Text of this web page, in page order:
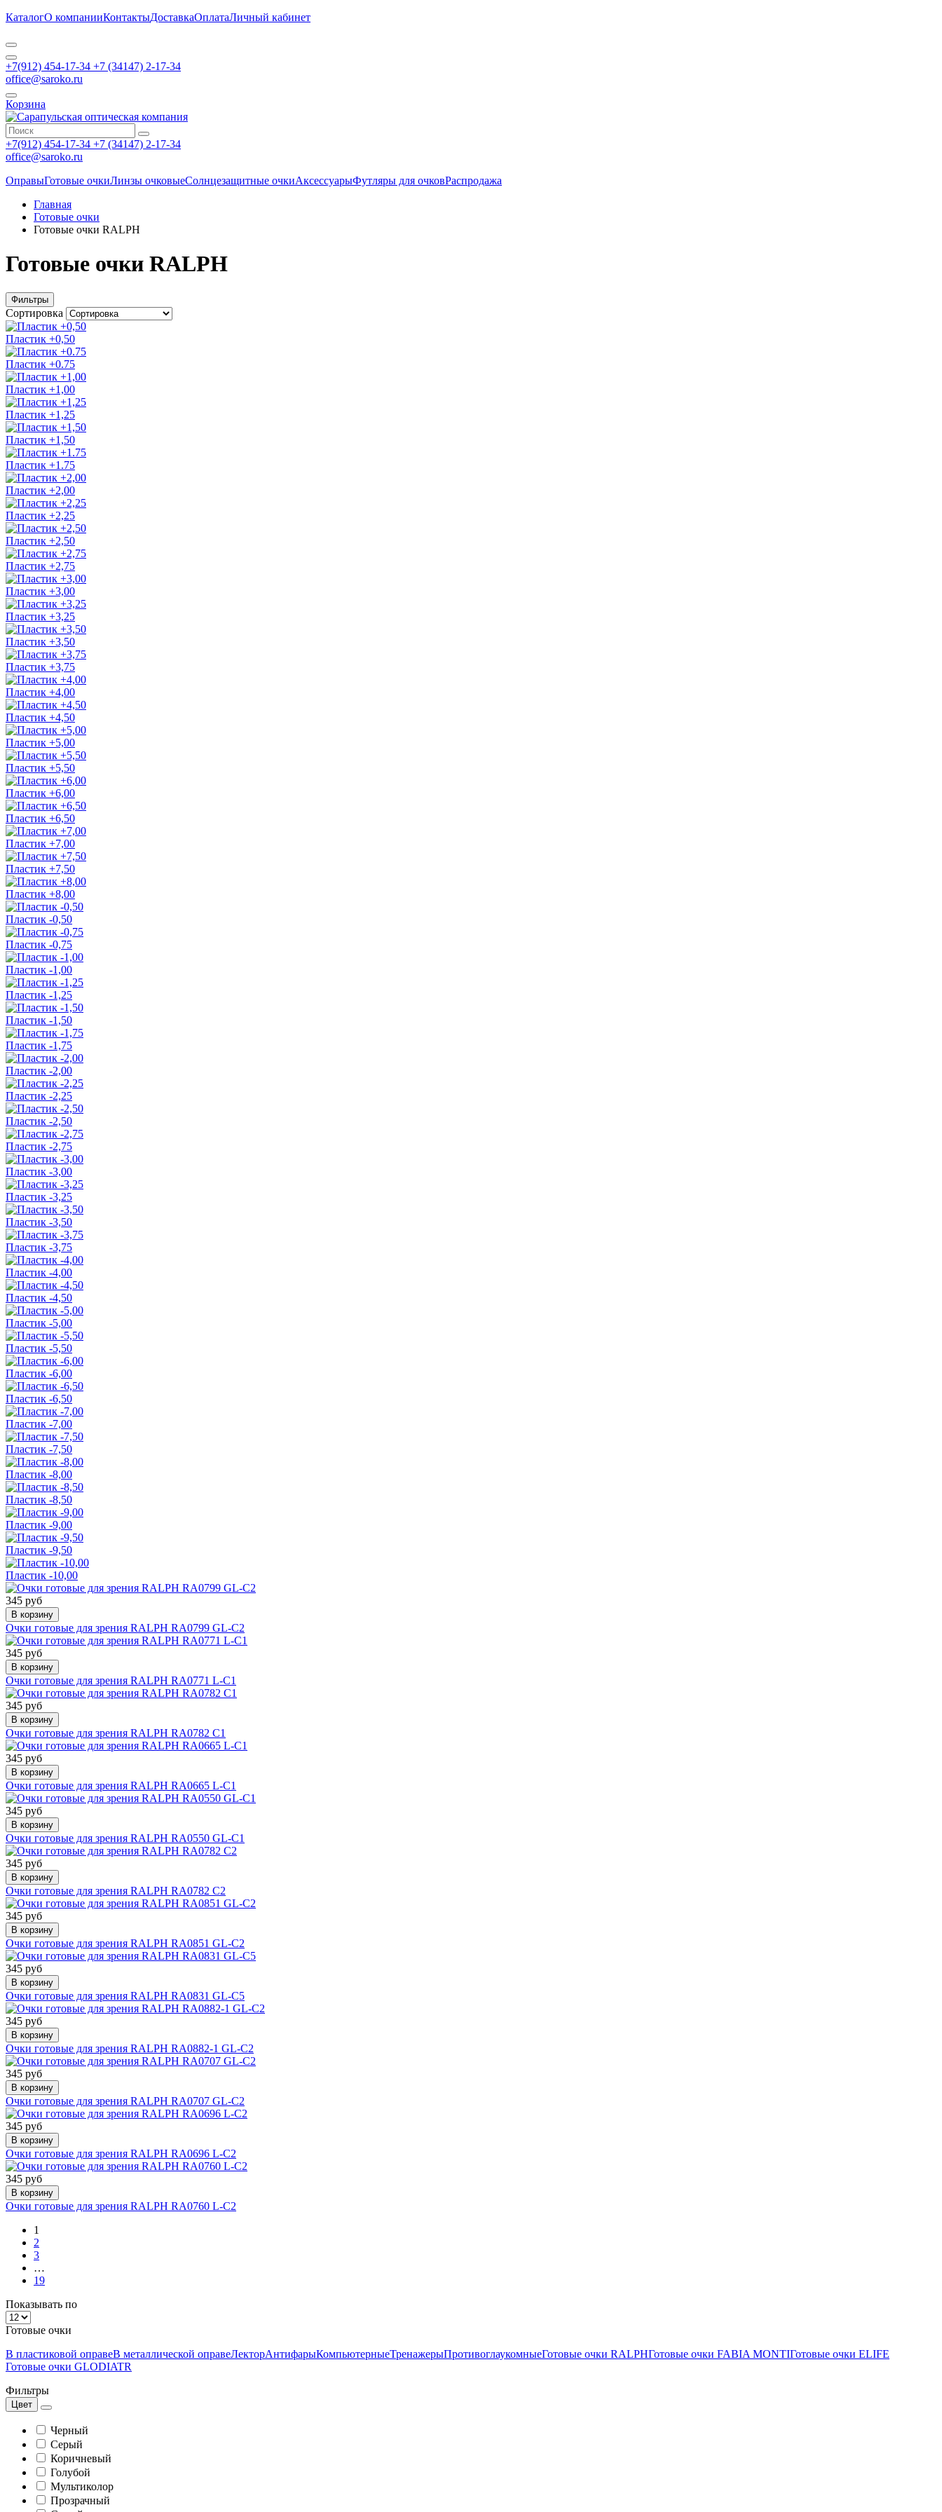
КаталогО компанииКонтактыДоставкаОплатаЛичный кабинет
+7(912) 454-17-34 +7 (34147) 2-17-34
office@saroko.ru
Корзина
+7(912) 454-17-34 +7 (34147) 2-17-34
office@saroko.ru
ОправыГотовые очкиЛинзы очковыеСолнцезащитные очкиАксессуарыФутляры для очковРаспродажа
Главная
Готовые очки
Готовые очки RALPH
Готовые очки RALPH
Фильтры
Сортировка
Пластик +0,50
Пластик +0.75
Пластик +1,00
Пластик +1,25
Пластик +1,50
Пластик +1.75
Пластик +2,00
Пластик +2,25
Пластик +2,50
Пластик +2,75
Пластик +3,00
Пластик +3,25
Пластик +3,50
Пластик +3,75
Пластик +4,00
Пластик +4,50
Пластик +5,00
Пластик +5,50
Пластик +6,00
Пластик +6,50
Пластик +7,00
Пластик +7,50
Пластик +8,00
Пластик -0,50
Пластик -0,75
Пластик -1,00
Пластик -1,25
Пластик -1,50
Пластик -1,75
Пластик -2,00
Пластик -2,25
Пластик -2,50
Пластик -2,75
Пластик -3,00
Пластик -3,25
Пластик -3,50
Пластик -3,75
Пластик -4,00
Пластик -4,50
Пластик -5,00
Пластик -5,50
Пластик -6,00
Пластик -6,50
Пластик -7,00
Пластик -7,50
Пластик -8,00
Пластик -8,50
Пластик -9,00
Пластик -9,50
Пластик -10,00
345 руб
В корзину
Очки готовые для зрения RALPH RA0799 GL-C2
345 руб
В корзину
Очки готовые для зрения RALPH RA0771 L-C1
345 руб
В корзину
Очки готовые для зрения RALPH RA0782 C1
345 руб
В корзину
Очки готовые для зрения RALPH RA0665 L-C1
345 руб
В корзину
Очки готовые для зрения RALPH RA0550 GL-C1
345 руб
В корзину
Очки готовые для зрения RALPH RA0782 C2
345 руб
В корзину
Очки готовые для зрения RALPH RA0851 GL-C2
345 руб
В корзину
Очки готовые для зрения RALPH RA0831 GL-C5
345 руб
В корзину
Очки готовые для зрения RALPH RA0882-1 GL-C2
345 руб
В корзину
Очки готовые для зрения RALPH RA0707 GL-C2
345 руб
В корзину
Очки готовые для зрения RALPH RA0696 L-C2
345 руб
В корзину
Очки готовые для зрения RALPH RA0760 L-C2
1
2
3
…
19
Показывать по
Готовые очки
В пластиковой оправеВ металлической оправеЛекторАнтифарыКомпьютерныеТренажерыПротивоглаукомныеГотовые очки RALPHГотовые очки FABIA MONTIГотовые очки ELIFE
Готовые очки GLODIATR
Фильтры
Цвет
Черный
Серый
Коричневый
Голубой
Мультиколор
Прозрачный